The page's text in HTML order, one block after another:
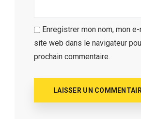
Enregistrer mon nom, mon
site web dans le navigateur
prochain commentaire.